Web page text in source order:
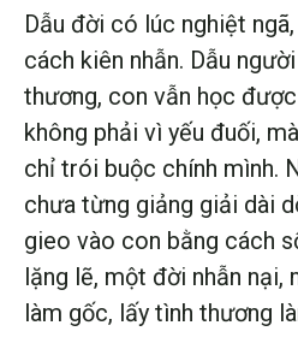
Dẫu đời có lúc nghiệt
cách kiên nhẫn. Dẫu
thương, con vẫn học
không phải vì yếu đuối,
chỉ trói buộc chính mình.
chưa từng giảng giải dài
gieo vào con bằng cách
lặng lẽ, một đời nhẫn nại,
làm gốc, lấy tình thương